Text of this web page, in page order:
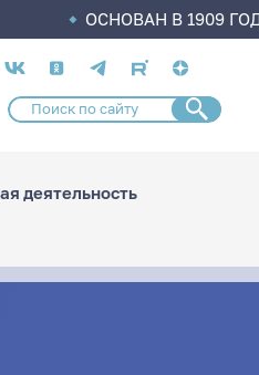
ОСНОВАН В 1909
Социальные
сети
деятельность